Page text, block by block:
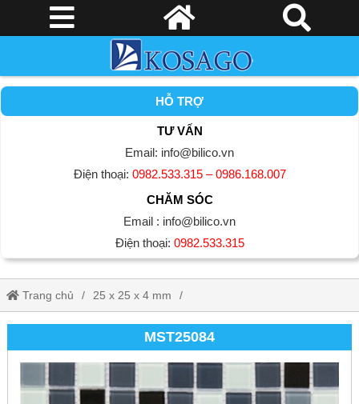
HỖ TRỢ
TƯ VẤN
Email: info@bilico.vn
Điện thoại: 0982.533.315 – 0986.168.007
CHĂM SÓC
Email : info@bilico.vn
Điện thoại: 0982.533.315
Trang chủ 25 x 25 x 4 mm
Gạch Mosaic Bể Bơi (Hồ Bơi) MST25084
MST25084